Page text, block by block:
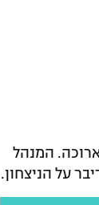
תקופה ארוכה. המנהל